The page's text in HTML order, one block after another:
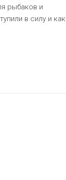
рыбаков и
в силу и как